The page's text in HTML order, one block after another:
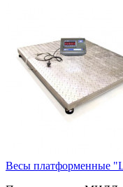
Весы платформенные